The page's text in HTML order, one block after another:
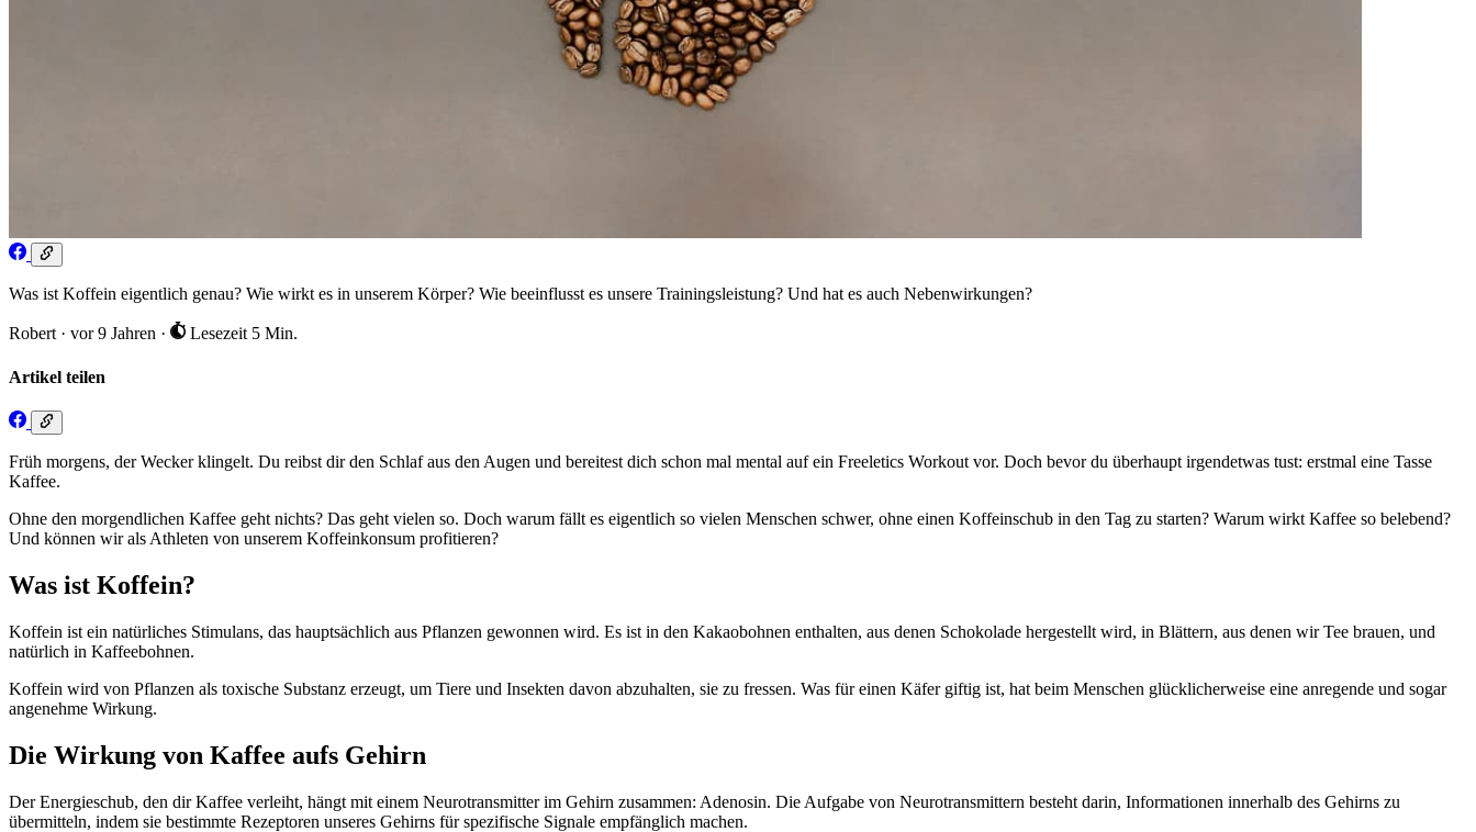
Was ist Koffein eigentlich genau? Wie wirkt es in unserem Körper? Wie beeinflusst es unsere Trainingsleistung? Und hat es auch Nebenwirkungen?
Robert · vor 9 Jahren · Lesezeit 5 Min.
Artikel teilen
Früh morgens, der Wecker klingelt. Du reibst dir den Schlaf aus den Augen und bereitest dich schon mal mental auf ein Freeletics Workout vor. Doch bevor du überhaupt irgendetwas tust: erstmal eine Tasse
Kaffee.
Ohne den morgendlichen Kaffee geht nichts? Das geht vielen so. Doch warum fällt es eigentlich so vielen Menschen schwer, ohne einen Koffeinschub in den Tag zu starten? Warum wirkt Kaffee so belebend?
Und können wir als Athleten von unserem Koffeinkonsum profitieren?
Was ist Koffein?
Koffein ist ein natürliches Stimulans, das hauptsächlich aus Pflanzen gewonnen wird. Es ist in den Kakaobohnen enthalten, aus denen Schokolade hergestellt wird, in Blättern, aus denen wir Tee brauen, und
natürlich in Kaffeebohnen.
Koffein wird von Pflanzen als toxische Substanz erzeugt, um Tiere und Insekten davon abzuhalten, sie zu fressen. Was für einen Käfer giftig ist, hat beim Menschen glücklicherweise eine anregende und sogar
angenehme Wirkung.
Die Wirkung von Kaffee aufs Gehirn
Der Energieschub, den dir Kaffee verleiht, hängt mit einem Neurotransmitter im Gehirn zusammen: Adenosin. Die Aufgabe von Neurotransmittern besteht darin, Informationen innerhalb des Gehirns zu
übermitteln, indem sie bestimmte Rezeptoren unseres Gehirns für spezifische Signale empfänglich machen.